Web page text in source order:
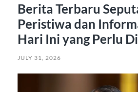
Berita Terbaru
Peristiwa dan
Hari Ini yang Perlu
JULY 31, 2026